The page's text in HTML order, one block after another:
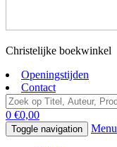
Christelijke boekwinkel
Openingstijden
Contact
0 €0,00
Toggle navigation Menu